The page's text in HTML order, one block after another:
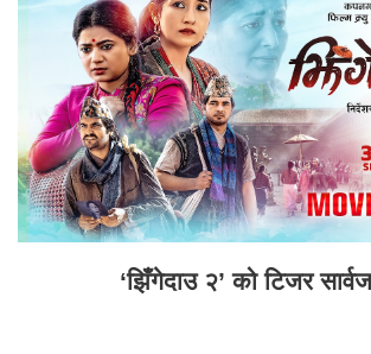
‘झिँगेदाउ २’ को टिजर